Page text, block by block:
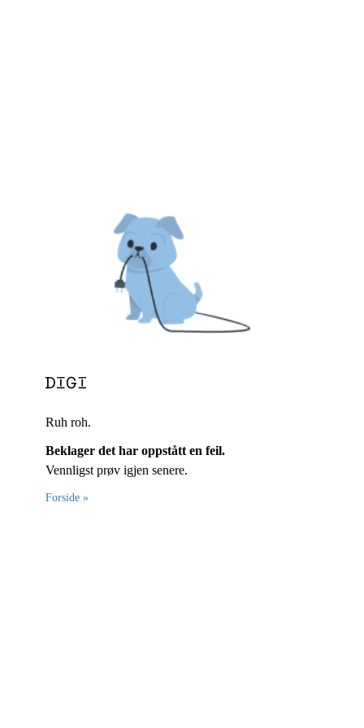
Ruh roh.
Beklager det har oppstått en feil.
Vennligst prøv igjen senere.
Forside »